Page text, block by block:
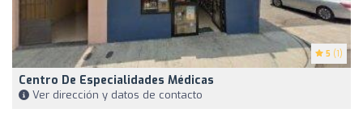
5 (1)
Centro De Especialidades Médicas
Ver dirección y datos de contacto